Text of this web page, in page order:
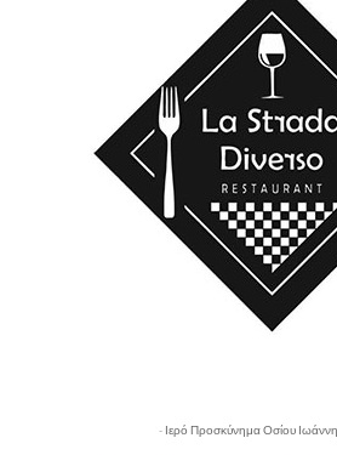
- Ιερό Προσκύνημα Οσίου